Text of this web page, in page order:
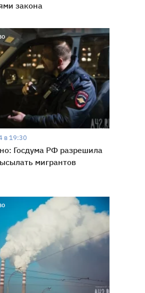
закона
в 19:30
Госдума РФ разрешила
мигрантов